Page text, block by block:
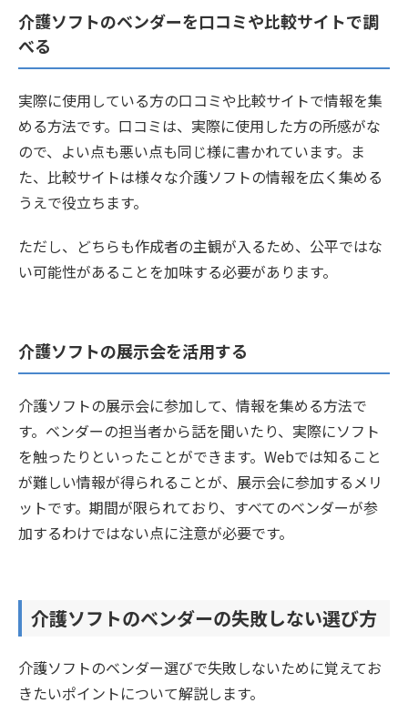
介護ソフトのベンダーを口コミや比較サイトで調
べる
実際に使用している方の口コミや比較サイトで情報を集
める方法です。口コミは、実際に使用した方の所感がな
ので、よい点も悪い点も同じ様に書かれています。ま
た、比較サイトは様々な介護ソフトの情報を広く集める
うえで役立ちます。
ただし、どちらも作成者の主観が入るため、公平ではな
い可能性があることを加味する必要があります。
介護ソフトの展示会を活用する
介護ソフトの展示会に参加して、情報を集める方法で
す。ベンダーの担当者から話を聞いたり、実際にソフト
を触ったりといったことができます。Webでは知ること
が難しい情報が得られることが、展示会に参加するメリ
ットです。期間が限られており、すべてのベンダーが参
加するわけではない点に注意が必要です。
介護ソフトのベンダーの失敗しない選び方
介護ソフトのベンダー選びで失敗しないために覚えてお
きたいポイントについて解説します。